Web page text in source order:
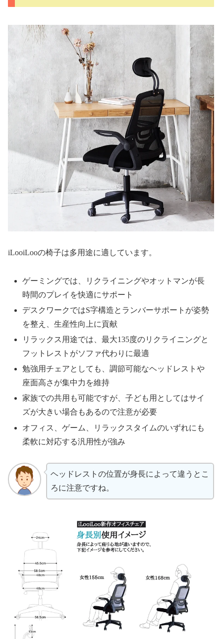
iLooiLooの椅子は多用途に適しています。
ゲーミングでは、リクライニングやオットマンが長
時間のプレイを快適にサポート
デスクワークではS字構造とランバーサポートが姿勢
を整え、生産性向上に貢献
リラックス用途では、最大135度のリクライニングと
フットレストがソファ代わりに最適
勉強用チェアとしても、調節可能なヘッドレストや
座面高さが集中力を維持
家族での共用も可能ですが、子ども用としてはサイ
ズが大きい場合もあるので注意が必要
オフィス、ゲーム、リラックスタイムのいずれにも
柔軟に対応する汎用性が強み
ヘッドレストの位置が身長によって違うとこ
ろに注意ですね。